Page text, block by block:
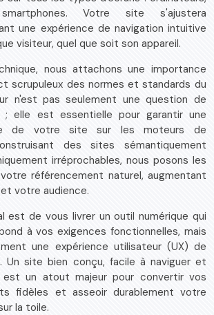
Votre site s'ajustera
une expérience de navigation intuitive
visiteur, quel que soit son appareil.
nous attachons une importance
scrupuleux des normes et standards du
n'est pas seulement une question de
; elle est essentielle pour garantir une
de votre site sur les moteurs de
des sites sémantiquement
irréprochables, nous posons les
référencement naturel, augmentant
votre audience.
est de vous livrer un outil numérique qui
à vos exigences fonctionnelles, mais
une expérience utilisateur (UX) de
Un site bien conçu, facile à naviguer et
est un atout majeur pour convertir vos
fidèles et asseoir durablement votre
la toile.